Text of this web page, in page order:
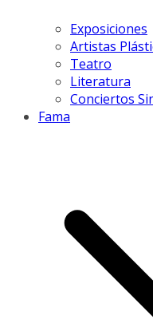
Exposiciones
Artistas
Teatro
Literatura
Conciertos
Fama